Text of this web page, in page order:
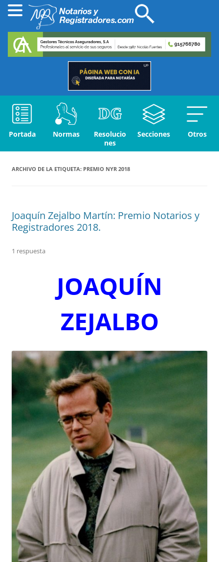
Portada Normas
Resolucio
nes
Secciones Otros
ARCHIVO DE LA ETIQUETA: PREMIO NYR 2018
Joaquín Zejalbo Martín: Premio Notarios y
Registradores 2018.
1 respuesta
JOAQUÍN
ZEJALBO